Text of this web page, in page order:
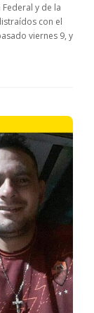
y de la
con el
viernes 9, y